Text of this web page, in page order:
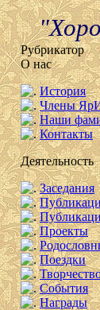
Рубрикатор
О нас
История
Члены
Наши
Контакты
Деятельность
Заседания
Проекты
Поездки
События
Награды